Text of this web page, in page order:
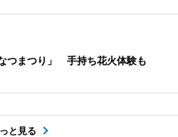
つまつり」 手持ち花火体験も
と見る